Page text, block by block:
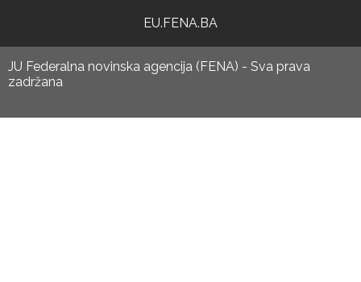
EU.FENA.BA
JU Federalna novinska agencija (FENA) - Sva prava
zadržana